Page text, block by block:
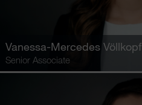
Vanessa-Mercedes Völlkopf
Senior Associate